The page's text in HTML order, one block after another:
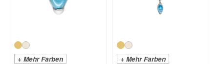
+ Mehr Farben + Mehr Farben